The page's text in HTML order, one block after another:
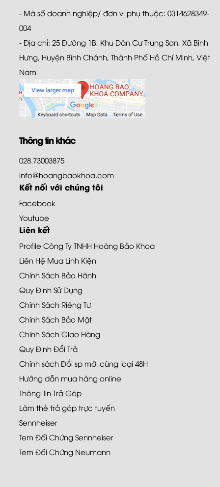
- Mã số doanh nghiệp/ đơn vị phụ thuộc: 0314628349-
004
- Địa chỉ: 25 Đường 1B, Khu Dân Cư Trung Sơn, Xã Bình
Hưng, Huyện Bình Chánh, Thành Phố Hồ Chí Minh, Việt
Nam
Thông tin khác
028.73003875
info@hoangbaokhoa.com
Kết nối với chúng tôi
Facebook
Youtube
Liên kết
Profile Công Ty TNHH Hoàng Bảo Khoa
Liên Hệ Mua Linh Kiện
Chính Sách Bảo Hành
Quy Định Sử Dụng
Chính Sách Riêng Tư
Chính Sách Bảo Mật
Chính Sách Giao Hàng
Quy Định Đổi Trả
Chính sách Đổi sp mới cùng loại 48H
Hướng dẫn mua hàng online
Thông Tin Trả Góp
Làm thẻ trả góp trực tuyến
Sennheiser
Tem Đối Chứng Sennheiser
Tem Đối Chứng Neumann